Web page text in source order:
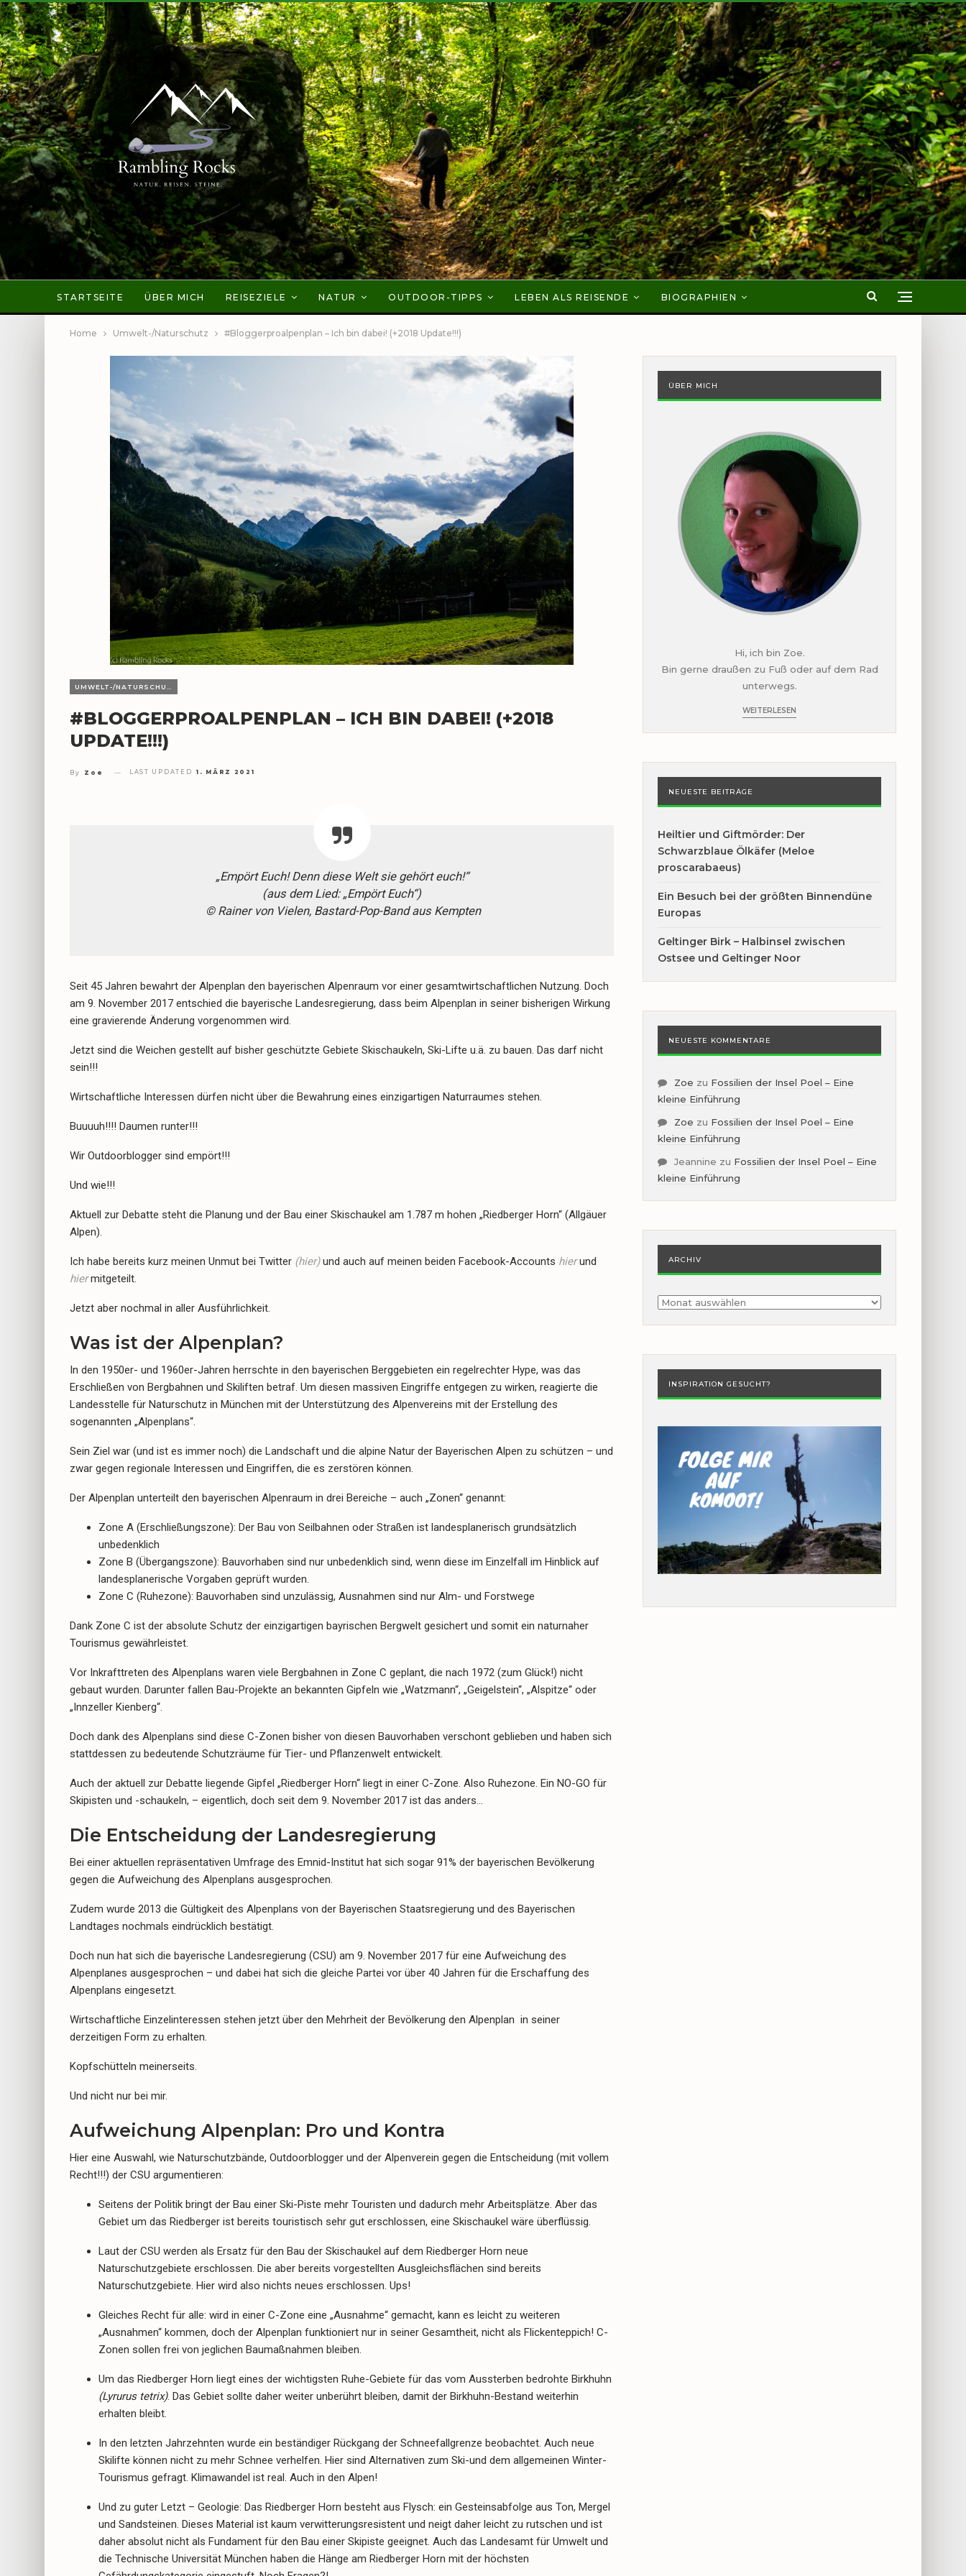
STARTSEITE ÜBER MICH REISEZIELE NATUR OUTDOOR-TIPPS LEBEN ALS REISENDE BIOGRAPHIEN
Home Umwelt-/Naturschutz #Bloggerproalpenplan – Ich bin dabei! (+2018 Update!!!)
UMWELT-/NATURSCHUTZ
#BLOGGERPROALPENPLAN – ICH BIN DABEI! (+2018
UPDATE!!!)
By Zoe LAST UPDATED 1. MÄRZ 2021
„Empört Euch! Denn diese Welt sie gehört euch!“
(aus dem Lied: „Empört Euch“)
© Rainer von Vielen, Bastard-Pop-Band aus Kempten
Seit 45 Jahren bewahrt der Alpenplan den bayerischen Alpenraum vor einer gesamtwirtschaftlichen Nutzung. Doch
am 9. November 2017 entschied die bayerische Landesregierung, dass beim Alpenplan in seiner bisherigen Wirkung
eine gravierende Änderung vorgenommen wird.
Jetzt sind die Weichen gestellt auf bisher geschützte Gebiete Skischaukeln, Ski-Lifte u.ä. zu bauen. Das darf nicht
sein!!!
Wirtschaftliche Interessen dürfen nicht über die Bewahrung eines einzigartigen Naturraumes stehen.
Buuuuh!!!! Daumen runter!!!
Wir Outdoorblogger sind empört!!!
Und wie!!!
Aktuell zur Debatte steht die Planung und der Bau einer Skischaukel am 1.787 m hohen „Riedberger Horn“ (Allgäuer
Alpen).
Ich habe bereits kurz meinen Unmut bei Twitter (hier)und auch auf meinen beiden Facebook-Accounts hierund
hiermitgeteilt.
Jetzt aber nochmal in aller Ausführlichkeit.
Was ist der Alpenplan?
In den 1950er- und 1960er-Jahren herrschte in den bayerischen Berggebieten ein regelrechter Hype, was das
Erschließen von Bergbahnen und Skiliften betraf. Um diesen massiven Eingriffe entgegen zu wirken, reagierte die
Landesstelle für Naturschutz in München mit der Unterstützung des Alpenvereins mit der Erstellung des
sogenannten „Alpenplans“.
Sein Ziel war (und ist es immer noch) die Landschaft und die alpine Natur der Bayerischen Alpen zu schützen – und
zwar gegen regionale Interessen und Eingriffen, die es zerstören können.
Der Alpenplan unterteilt den bayerischen Alpenraum in drei Bereiche – auch „Zonen“ genannt:
Zone A (Erschließungszone): Der Bau von Seilbahnen oder Straßen ist landesplanerisch grundsätzlich
unbedenklich
Zone B (Übergangszone): Bauvorhaben sind nur unbedenklich sind, wenn diese im Einzelfall im Hinblick auf
landesplanerische Vorgaben geprüft wurden.
Zone C (Ruhezone): Bauvorhaben sind unzulässig, Ausnahmen sind nur Alm- und Forstwege
Dank Zone C ist der absolute Schutz der einzigartigen bayrischen Bergwelt gesichert und somit ein naturnaher
Tourismus gewährleistet.
Vor Inkrafttreten des Alpenplans waren viele Bergbahnen in Zone C geplant, die nach 1972 (zum Glück!) nicht
gebaut wurden. Darunter fallen Bau-Projekte an bekannten Gipfeln wie „Watzmann“, „Geigelstein“, „Alspitze“ oder
„Innzeller Kienberg“.
Doch dank des Alpenplans sind diese C-Zonen bisher von diesen Bauvorhaben verschont geblieben und haben sich
stattdessen zu bedeutende Schutzräume für Tier- und Pflanzenwelt entwickelt.
Auch der aktuell zur Debatte liegende Gipfel „Riedberger Horn“ liegt in einer C-Zone. Also Ruhezone. Ein NO-GO für
Skipisten und -schaukeln, – eigentlich, doch seit dem 9. November 2017 ist das anders…
Die Entscheidung der Landesregierung
Bei einer aktuellen repräsentativen Umfrage des Emnid-Institut hat sich sogar 91% der bayerischen Bevölkerung
gegen die Aufweichung des Alpenplans ausgesprochen.
Zudem wurde 2013 die Gültigkeit des Alpenplans von der Bayerischen Staatsregierung und des Bayerischen
Landtages nochmals eindrücklich bestätigt.
Doch nun hat sich die bayerische Landesregierung (CSU) am 9. November 2017 für eine Aufweichung des
Alpenplanes ausgesprochen – und dabei hat sich die gleiche Partei vor über 40 Jahren für die Erschaffung des
Alpenplans eingesetzt.
Wirtschaftliche Einzelinteressen stehen jetzt über den Mehrheit der Bevölkerung den Alpenplan in seiner
derzeitigen Form zu erhalten.
Kopfschütteln meinerseits.
Und nicht nur bei mir.
Aufweichung Alpenplan: Pro und Kontra
Hier eine Auswahl, wie Naturschutzbände, Outdoorblogger und der Alpenverein gegen die Entscheidung (mit vollem
Recht!!!) der CSU argumentieren:
Seitens der Politik bringt der Bau einer Ski-Piste mehr Touristen und dadurch mehr Arbeitsplätze. Aber das
Gebiet um das Riedberger ist bereits touristisch sehr gut erschlossen, eine Skischaukel wäre überflüssig.
Laut der CSU werden als Ersatz für den Bau der Skischaukel auf dem Riedberger Horn neue
Naturschutzgebiete erschlossen. Die aber bereits vorgestellten Ausgleichsflächen sind bereits
Naturschutzgebiete. Hier wird also nichts neues erschlossen. Ups!
Gleiches Recht für alle: wird in einer C-Zone eine „Ausnahme“ gemacht, kann es leicht zu weiteren
„Ausnahmen“ kommen, doch der Alpenplan funktioniert nur in seiner Gesamtheit, nicht als Flickenteppich! C-
Zonen sollen frei von jeglichen Baumaßnahmen bleiben.
Um das Riedberger Horn liegt eines der wichtigsten Ruhe-Gebiete für das vom Aussterben bedrohte Birkhuhn
(Lyrurus tetrix). Das Gebiet sollte daher weiter unberührt bleiben, damit der Birkhuhn-Bestand weiterhin
erhalten bleibt.
In den letzten Jahrzehnten wurde ein beständiger Rückgang der Schneefallgrenze beobachtet. Auch neue
Skilifte können nicht zu mehr Schnee verhelfen. Hier sind Alternativen zum Ski-und dem allgemeinen Winter-
Tourismus gefragt. Klimawandel ist real. Auch in den Alpen!
Und zu guter Letzt – Geologie: Das Riedberger Horn besteht aus Flysch: ein Gesteinsabfolge aus Ton, Mergel
und Sandsteinen. Dieses Material ist kaum verwitterungsresistent und neigt daher leicht zu rutschen und ist
daher absolut nicht als Fundament für den Bau einer Skipiste geeignet. Auch das Landesamt für Umwelt und
die Technische Universität München haben die Hänge am Riedberger Horn mit der höchsten
ÜBER MICH
Hi, ich bin Zoe.
Bin gerne draußen zu Fuß oder auf dem Rad
unterwegs.
WEITERLESEN
NEUESTE BEITRÄGE
Heiltier und Giftmörder: Der
Schwarzblaue Ölkäfer (Meloe
proscarabaeus)
Ein Besuch bei der größten Binnendüne
Europas
Geltinger Birk – Halbinsel zwischen
Ostsee und Geltinger Noor
NEUESTE KOMMENTARE
Zoe zu Fossilien der Insel Poel – Eine
kleine Einführung
Zoe zu Fossilien der Insel Poel – Eine
kleine Einführung
Jeannine zu Fossilien der Insel Poel – Eine
kleine Einführung
ARCHIV
Archiv
INSPIRATION GESUCHT?